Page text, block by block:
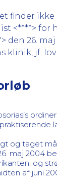
finder
<****> for
den 26.
klinik, jf.
og taget
maj 2004
og
af juni